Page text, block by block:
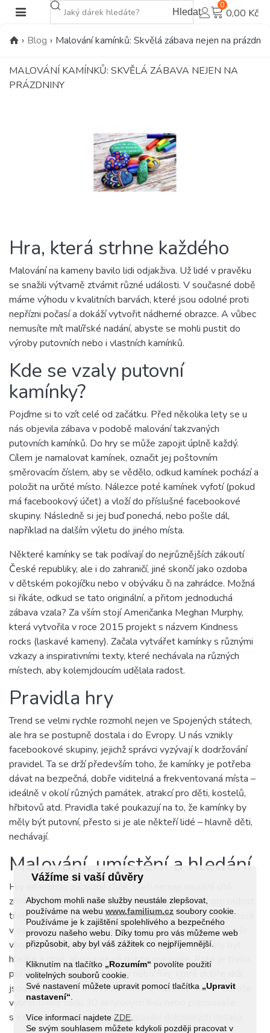
Vážíme si vaší důvěry
Abychom mohli naše služby neustále zlepšovat,
používáme na webuwww.familium.cz soubory cookie.
Používáme je k zajištění spolehlivého a bezpečného
provozu našeho webu. Díky tomu pro vás můžeme web
přizpůsobit, aby byl váš zážitek co nejpříjemnější.
Kliknutím na tlačítko „Rozumím“ povolíte použití
volitelných souborů cookie.
Své nastavení můžete upravit pomocí tlačítka
„Upravit
nastavení“
Více informací najdete ZDE
Se svým souhlasem můžete kdykoli později pracovat v
Hledat
0
0,00 Kč
› Blog › Malování kamínků: Skvělá zábava nejen na
MALOVÁNÍ KAMÍNKŮ: SKVĚLÁ ZÁBAVA NEJEN NA
PRÁZDNINY
Hra, která strhne každého
Malování na kameny bavilo lidi odjakživa. Už lidé v pravěku
se snažili výtvarně ztvárnit různé události. V současné době
máme výhodu v kvalitních barvách, které jsou odolné proti
nepřízni počasí a dokáží vytvořit nádherné obrazce. A vůbec
nemusíte mít malířské nadání, abyste se mohli pustit do
výroby putovních nebo i vlastních kamínků.
Kde se vzaly putovní
kamínky?
Pojďme si to vzít celé od začátku. Před několika lety se u
nás objevila zábava v podobě malování takzvaných
putovních kamínků. Do hry se může zapojit úplně každý.
Cílem je namalovat kamínek, označit jej poštovním
směrovacím číslem, aby se vědělo, odkud kamínek pochází a
položit na určité místo. Nálezce poté kamínek vyfotí (pokud
má facebookový účet) a vloží do příslušné facebookové
skupiny. Následně si jej buď ponechá, nebo pošle dál,
například na dalším výletu do jiného místa.
Některé kamínky se tak podívají do nejrůznějších zákoutí
České republiky, ale i do zahraničí, jiné skončí jako ozdoba
v dětském pokojíčku nebo v obýváku či na zahrádce. Možná
si říkáte, odkud se tato originální, a přitom jednoduchá
zábava vzala? Za vším stojí Američanka Meghan Murphy,
která vytvořila v roce 2015 projekt s názvem Kindness
rocks (laskavé kameny). Začala vytvářet kamínky s různými
vzkazy a inspirativními texty, které nechávala na různých
místech, aby kolemjdoucím udělala radost.
Pravidla hry
Trend se velmi rychle rozmohl nejen ve Spojených státech,
ale hra se postupně dostala i do Evropy. U nás vznikly
facebookové skupiny, jejichž správci vyzývají k dodržování
pravidel. Ta se drží především toho, že kamínky je potřeba
dávat na bezpečná, dobře viditelná a frekventovaná místa –
ideálně v okolí různých památek, atrakcí pro děti, kostelů,
hřbitovů atd. Pravidla také poukazují na to, že kamínky by
měly být putovní, přesto si je ale někteří lidé – hlavně děti,
nechávají.
Malování, umístění a hledání
Hry se mohou zúčastnit i lidé, kteří nemají sociální sítě
zrovna v oblibě. Kamínky mohou malovat jen tak pro radost
třeba s dětmi, protože jde o velmi krásnou myšlenku, která
v sobě ukrývá velké dobrodružství. Už jen samotný výběr
vhodných kamínků je velká zábava. Kameny by měly být
hladké a oblé, aby se na ně dobře malovalo. Poté je třeba
pořídit kvalitní akrylové barvy nebo fixy, které dobře drží,
jsou voděodolné a nevyblednou na slunci. U nás si můžete
vybrat třebasadu 30 akrylových fixů
s extra jemným hrotempro malování dokonalých detailů.